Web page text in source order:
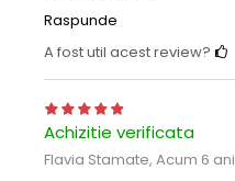
Raspunde
A fost util acest review?
Achizitie verificata
Flavia Stamate, Acum 6 ani